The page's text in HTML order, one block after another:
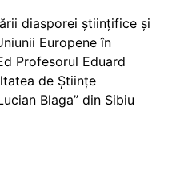
diasporei științifice și
Europene în
Profesorul Eduard
de Științe
Blaga” din Sibiu